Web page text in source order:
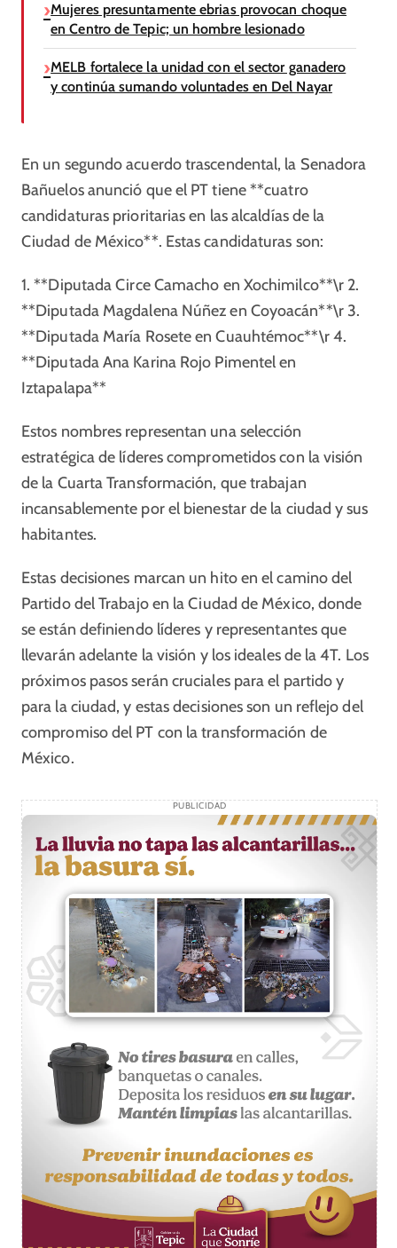
Mujeres presuntamente ebrias provocan choque
en Centro de Tepic; un hombre lesionado
MELB fortalece la unidad con el sector ganadero
y continúa sumando voluntades en Del Nayar
En un segundo acuerdo trascendental, la Senadora
Bañuelos anunció que el PT tiene **cuatro
candidaturas prioritarias en las alcaldías de la
Ciudad de México**. Estas candidaturas son:
1. **Diputada Circe Camacho en Xochimilco**\r 2.
**Diputada Magdalena Núñez en Coyoacán**\r 3.
**Diputada María Rosete en Cuauhtémoc**\r 4.
**Diputada Ana Karina Rojo Pimentel en
Iztapalapa**
Estos nombres representan una selección
estratégica de líderes comprometidos con la visión
de la Cuarta Transformación, que trabajan
incansablemente por el bienestar de la ciudad y sus
habitantes.
Estas decisiones marcan un hito en el camino del
Partido del Trabajo en la Ciudad de México, donde
se están definiendo líderes y representantes que
llevarán adelante la visión y los ideales de la 4T. Los
próximos pasos serán cruciales para el partido y
para la ciudad, y estas decisiones son un reflejo del
compromiso del PT con la transformación de
México.
PUBLICIDAD